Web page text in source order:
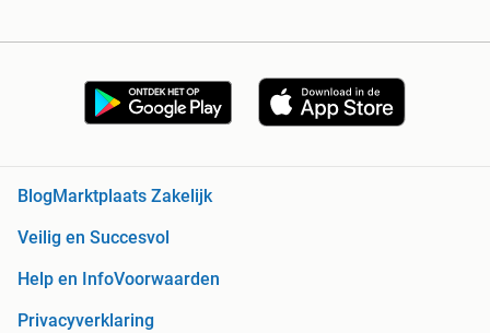
BlogMarktplaats Zakelijk
Veilig en Succesvol
Help en InfoVoorwaarden
Privacyverklaring